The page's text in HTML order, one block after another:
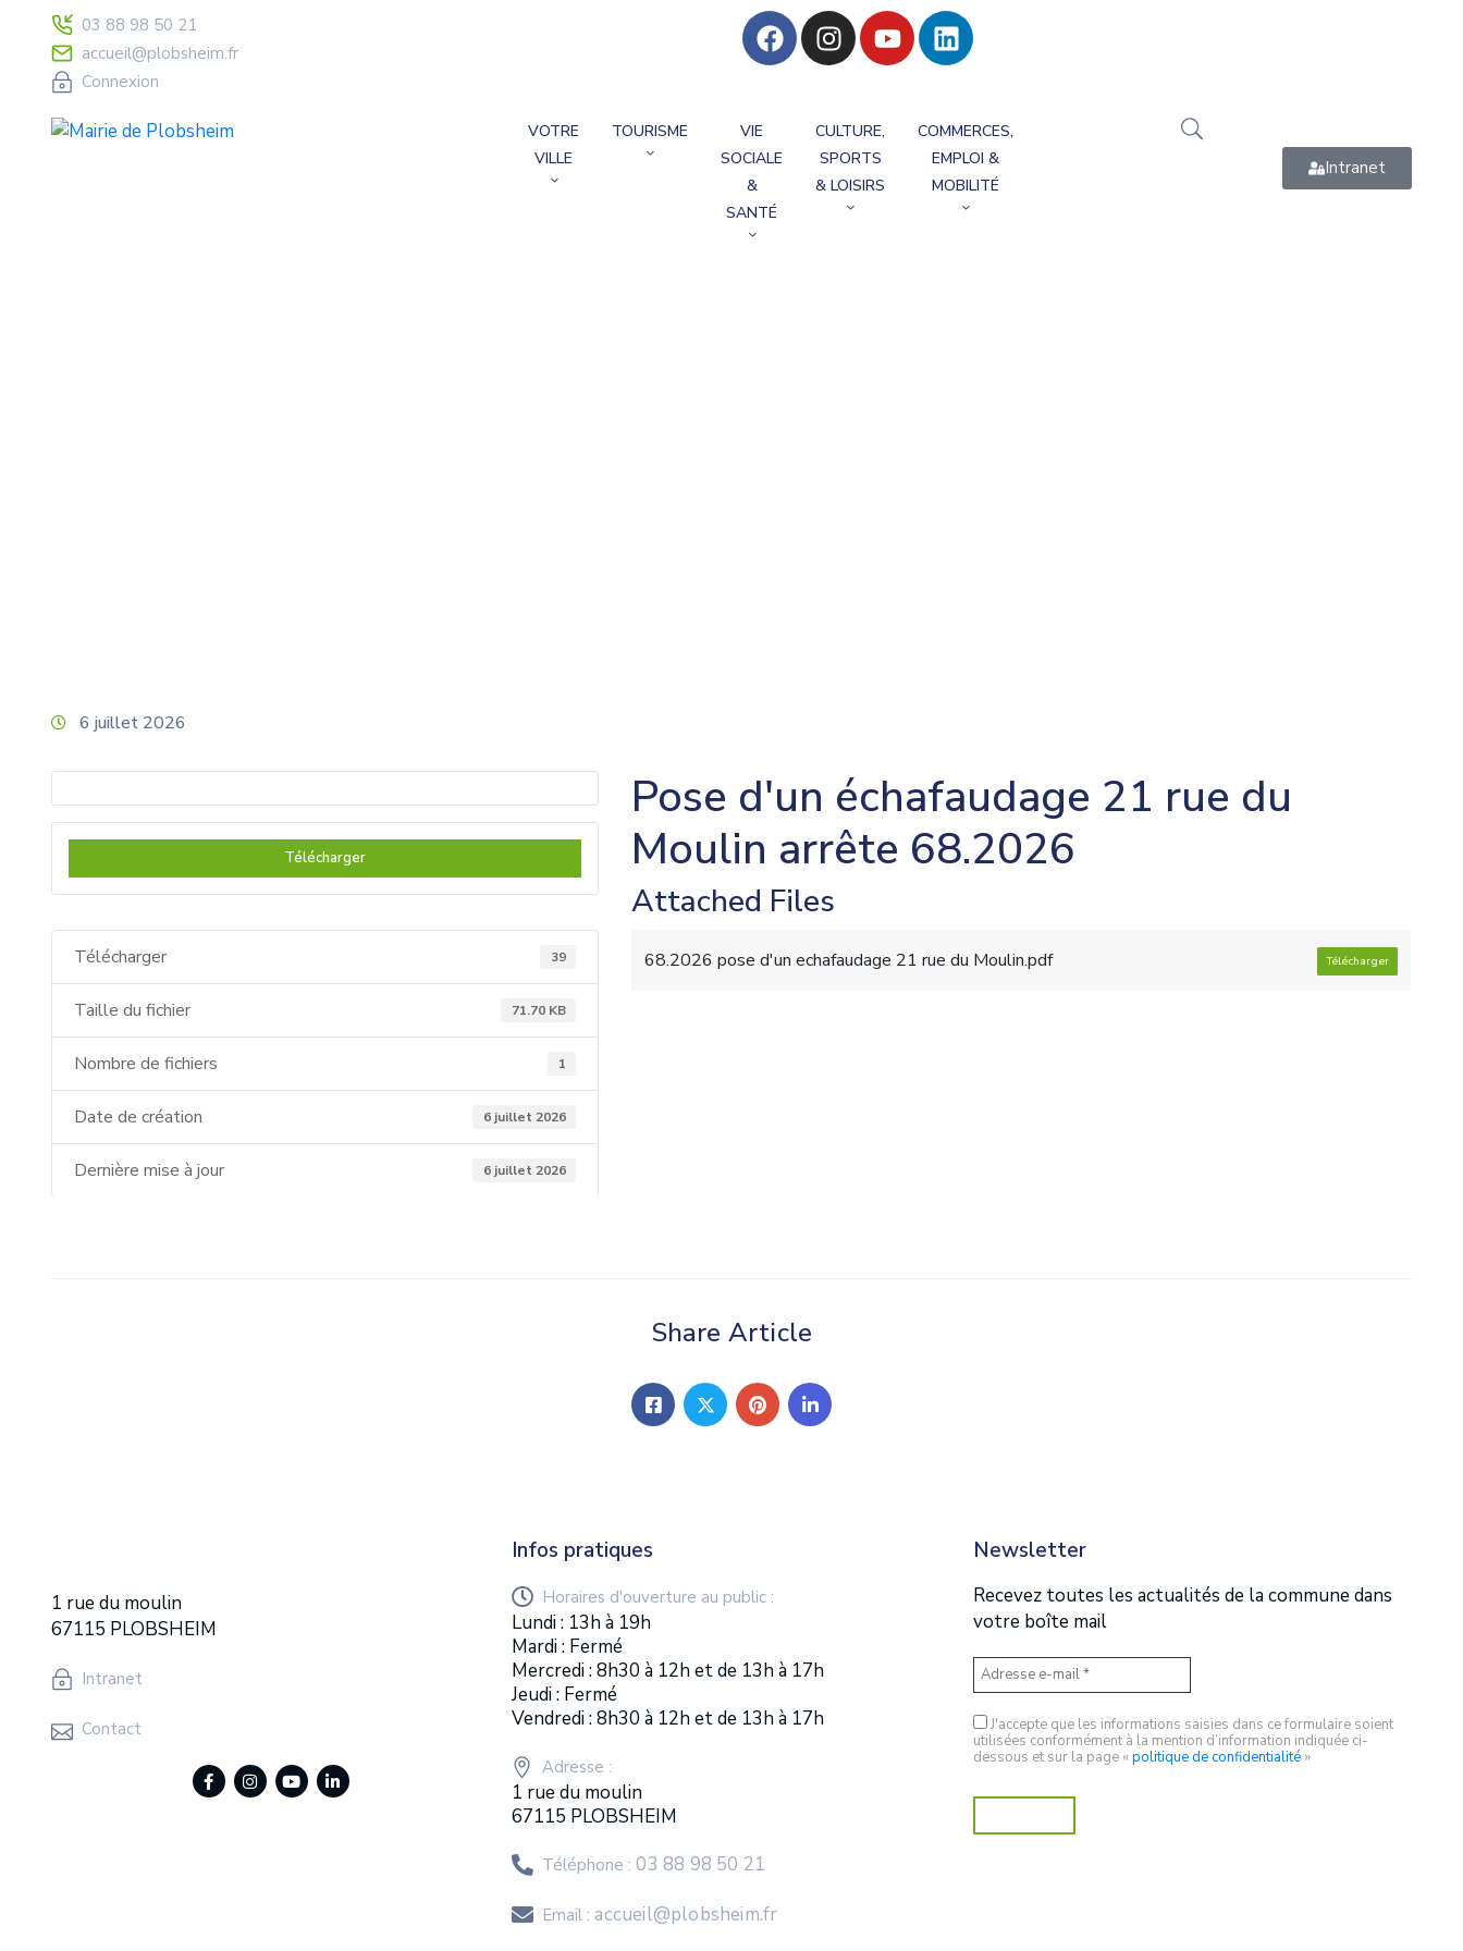
03 88 98 50 21
accueil@plobsheim.fr
Connexion
VOTRE
VILLE
TOURISME
VIE
SOCIALE
&
SANTÉ
CULTURE,
SPORTS
& LOISIRS
COMMERCES,
EMPLOI &
MOBILITÉ
Intranet
6 juillet 2026
Télécharger
Télécharger 39
Taille du fichier 71.70 KB
Nombre de fichiers 1
Date de création 6 juillet 2026
Dernière mise à jour 6 juillet 2026
Pose d'un échafaudage 21 rue du
Moulin arrête 68.2026
Attached Files
68.2026 pose d'un echafaudage 21 rue du Moulin.pdf Télécharger
Share Article
1 rue du moulin
67115 PLOBSHEIM
Intranet
Contact
Infos pratiques
Horaires d'ouverture au public :
Lundi : 13h à 19h
Mardi : Fermé
Mercredi : 8h30 à 12h et de 13h à 17h
Jeudi : Fermé
Vendredi : 8h30 à 12h et de 13h à 17h
Adresse :
1 rue du moulin
67115 PLOBSHEIM
Téléphone :03 88 98 50 21
Email : accueil@plobsheim.fr
Newsletter
Recevez toutes les actualités de la commune dans
votre boîte mail
J'accepte que les informations saisies dans ce formulaire soient
utilisées conformément à la mention d’information indiquée ci-
dessous et sur la page «politique de confidentialité»